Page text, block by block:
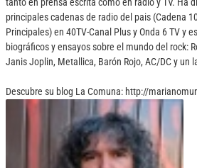
principales cadenas de radio del pais (Cadena
Principales) en 40TV-Canal Plus y Onda 6 TV y
biográficos y ensayos sobre el mundo del rock:
Janis Joplin, Metallica, Barón Rojo, AC/DC y un
Descubre su blog La Comuna: http://